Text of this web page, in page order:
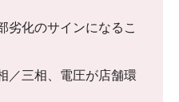
劣化のサインになるこ
／三相、電圧が店舗環